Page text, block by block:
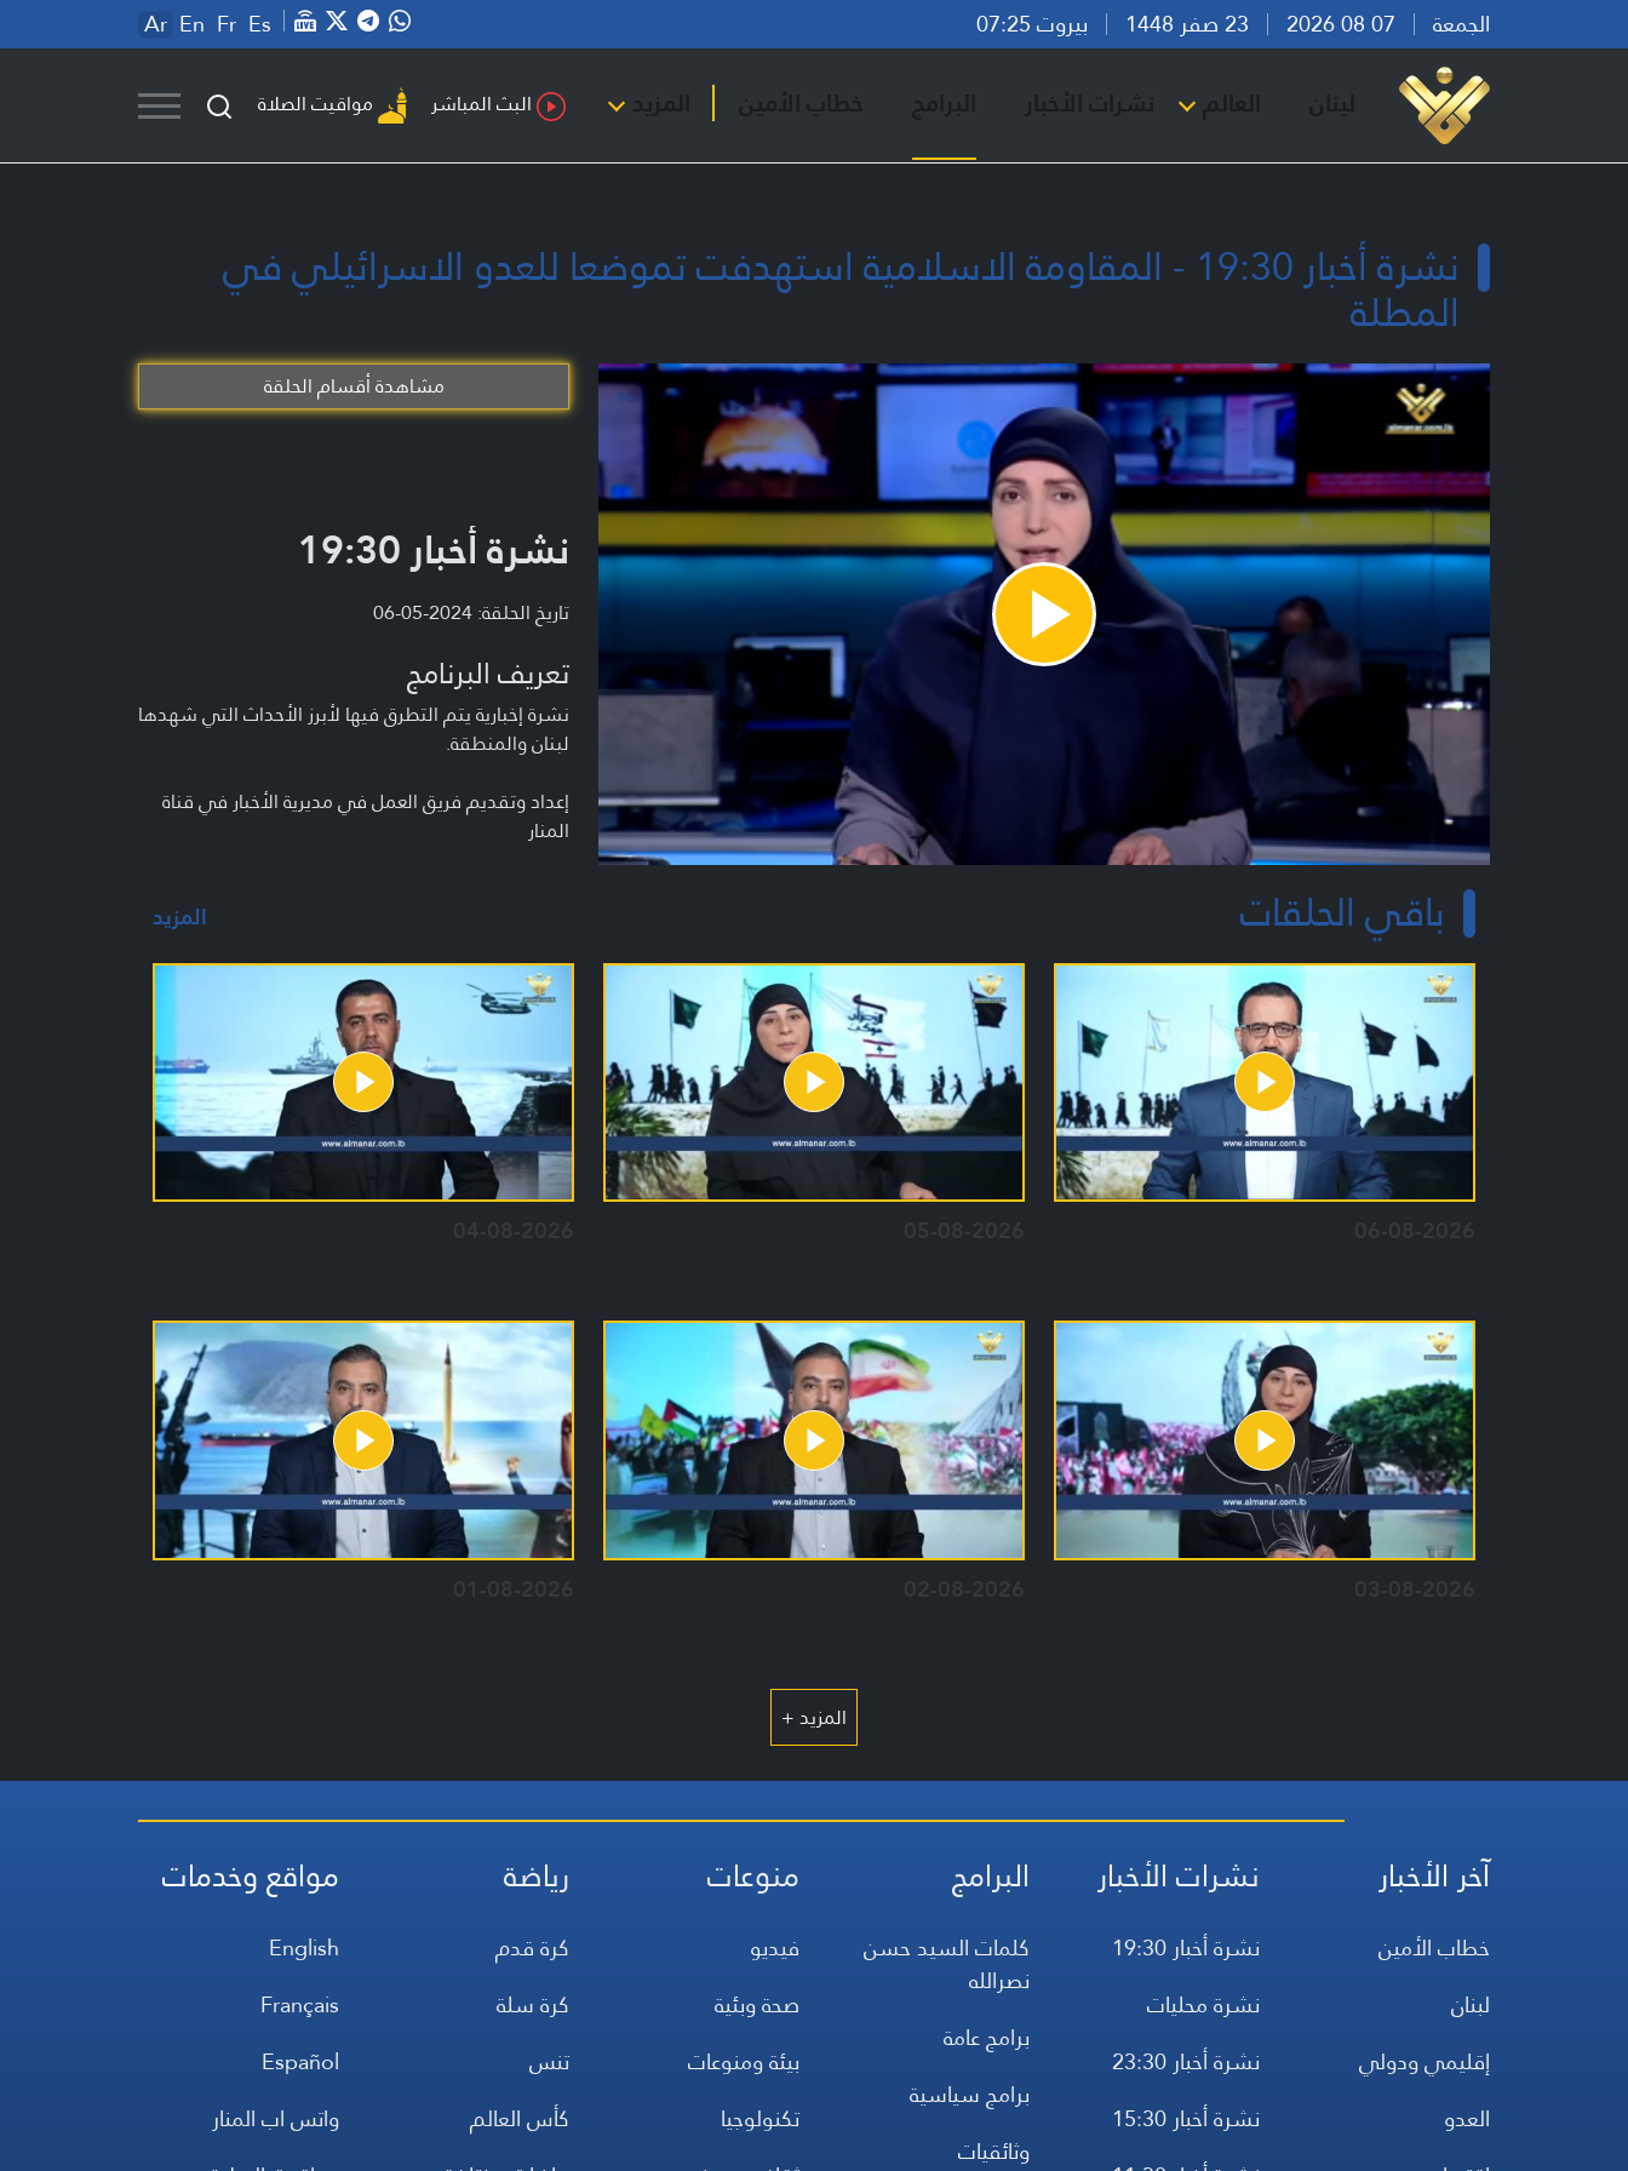
الجمعة بيروت 07:25 Ar En Fr Es
لبنان العالم نشرات الأخبار البرامج خطاب الأمين المزيد البث المباشر مواقيت الصلاة
نشرة أخبار 19:30 - المقاومة الاسلامية استهدفت تموضعا للعدو الاسرائيلي في
المطلة
Play
Video
مشاهدة أقسام الحلقة
نشرة أخبار 19:30
تاريخ الحلقة: 2024-05-06
تعريف البرنامج
نشرة إخبارية يتم التطرق فيها لأبرز الأحداث التي شهدها
لبنان والمنطقة.
إعداد وتقديم فريق العمل في مديرية الأخبار في قناة
المنار
باقي الحلقات المزيد
06-08-2026
05-08-2026
04-08-2026
03-08-2026
02-08-2026
01-08-2026
المزيد +
آخر الأخبار
خطاب الأمين
لبنان
إقليمي ودولي
العدو
نشرات الأخبار
نشرة أخبار 19:30
نشرة محليات
نشرة أخبار 23:30
نشرة أخبار 15:30
البرامج
كلمات السيد حسن
نصرالله
برامج عامة
برامج سياسية
وثائقيات
منوعات
فيديو
صحة وبئية
بيئة ومنوعات
تكنولوجيا
رياضة
كرة قدم
كرة سلة
تنس
كأس العالم
مواقع وخدمات
English
Français
Español
واتس اب المنار